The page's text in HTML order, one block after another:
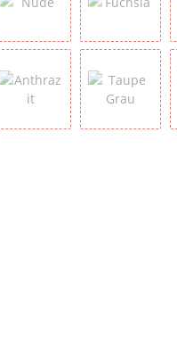
Nude Fuchsia